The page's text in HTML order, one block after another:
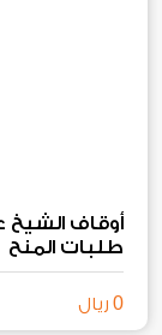
طلبات المنح‏
0 ريال